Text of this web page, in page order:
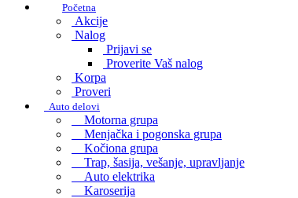
Početna
Akcije
Nalog
Prijavi se
Proverite Vaš nalog
Korpa
Proveri
Auto delovi
Motorna grupa
Menjačka i pogonska grupa
Kočiona grupa
Trap, šasija, vešanje, upravljanje
Auto elektrika
Karoserija